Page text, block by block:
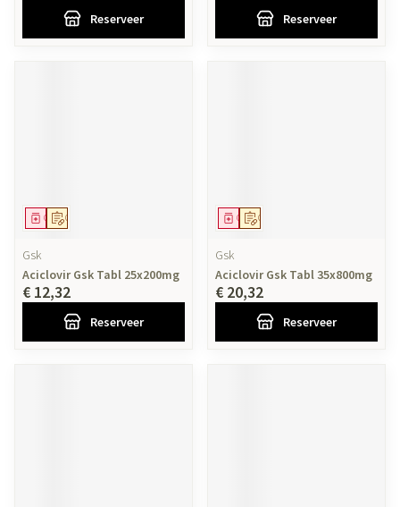
Reserveer Reserveer
Op voorschrift
Geneesmiddel
Gsk
Aciclovir Gsk Tabl 25x200mg
€ 12,32
Reserveer
Op voorschrift
Geneesmiddel
Gsk
Aciclovir Gsk Tabl 35x800mg
€ 20,32
Reserveer